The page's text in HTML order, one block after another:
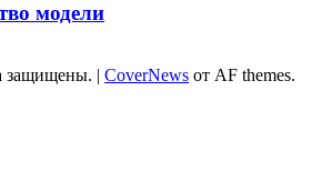
модели
защищены. | CoverNews от AF themes.